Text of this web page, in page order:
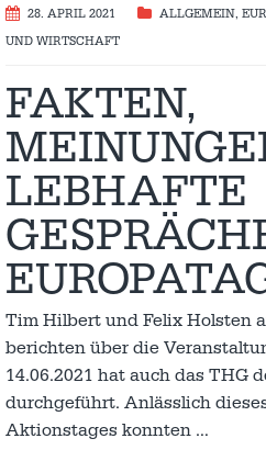
28. APRIL 2021 ALLGEMEIN,
UND WIRTSCHAFT
FAKTEN,
LEBHAFTE
Tim Hilbert und Felix Holsten
berichten über die
14.06.2021 hat auch das THG
durchgeführt. Anlässlich
Aktionstages konnten …